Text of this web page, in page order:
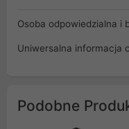
Osoba odpowiedzialna i
Uniwersalna informacja
Podobne